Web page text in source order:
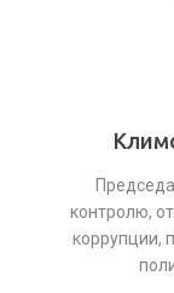
контролю,
коррупции,